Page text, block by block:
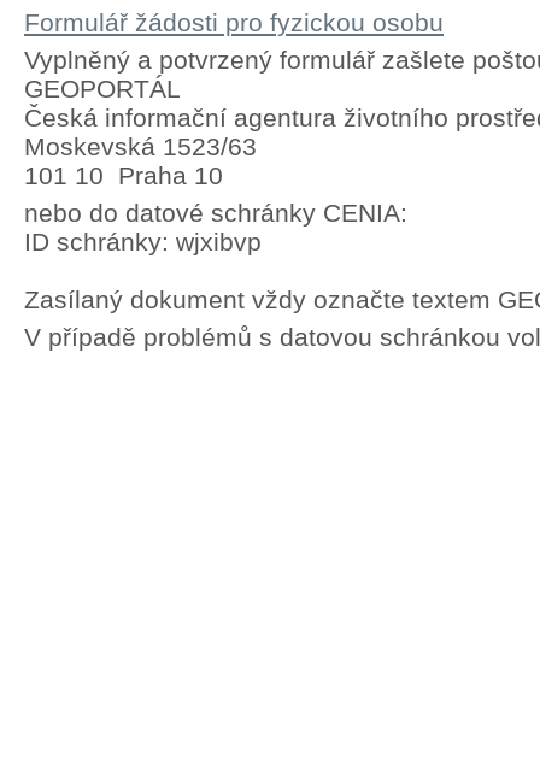
Formulář žádosti pro fyzickou osobu
Vyplněný a potvrzený formulář zašlete
GEOPORTÁL
Česká informační agentura životního
Moskevská 1523/63
101 10 Praha 10
nebo do datové schránky CENIA:
ID schránky: wjxibvp
Zasílaný dokument vždy označte textem
V případě problémů s datovou schránkou